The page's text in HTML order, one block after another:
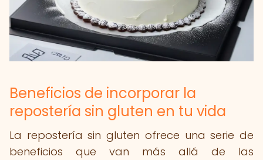
Beneficios de incorporar la
repostería sin gluten en tu vida
La repostería sin gluten ofrece una serie de
beneficios que van más allá de las